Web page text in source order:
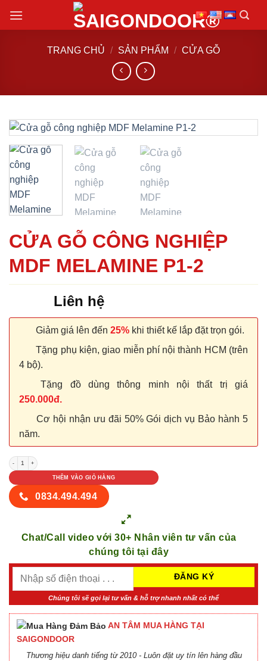
đến
TRANG CHỦ / SẢN PHẨM / CỬA GỖ
CỬA GỖ CÔNG NGHIỆP
MDF MELAMINE P1-2
Liên hệ
Giảm giá lên đến 25% khi thiết kế lắp đặt trọn gói.
Tặng phụ kiện, giao miễn phí nội thành HCM (trên
4 bộ).
Tặng đồ dùng thông minh nội thất trị giá
250.000đ.
Cơ hội nhận ưu đãi 50% Gói dịch vụ Bảo hành 5
năm.
CỬA GỖ CÔNG NGHIỆP MDF MELAMINE P1-2 số lượng
THÊM VÀO GIỎ HÀNG
0834.494.494
Chat/Call video với 30+ Nhân viên tư vấn của
chúng tôi tại đây
Chúng tôi sẽ gọi lại tư vấn & hỗ trợ nhanh nhất có thể
AN TÂM MUA HÀNG TẠI
SAIGONDOOR
Thương hiệu danh tiếng từ 2010 - Luôn đặt uy tín lên hàng đầu